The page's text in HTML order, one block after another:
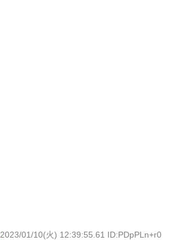
2023/01/10(火) 12:39:55.61 ID:PDpPLn+r0